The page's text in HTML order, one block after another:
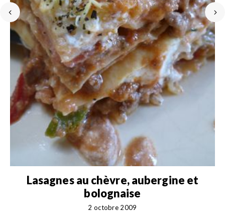
Lasagnes au chèvre, aubergine et
bolognaise
2 octobre 2009